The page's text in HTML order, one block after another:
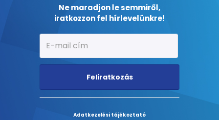
Ne maradjon le semmiről,
iratkozzon fel hírlevelünkre!
Feliratkozás
Adatkezelési tájékoztató